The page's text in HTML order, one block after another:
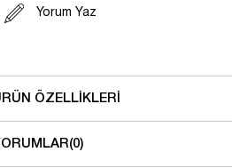
Yorum Yaz
ÖZELLIKLERI
(0)